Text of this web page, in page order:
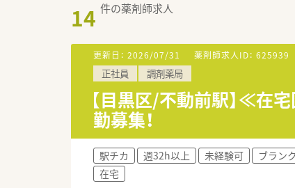
14 件の薬剤師求人
更新日： 2026/07/31 薬剤師求人ID： 625939
正社員 調剤薬局
【目黒区/不動前駅】≪在
勤募集！
駅チカ 週32h以上 未経験可 ブラン
在宅